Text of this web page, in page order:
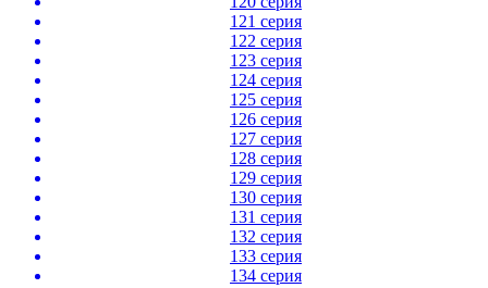
121 серия
122 серия
123 серия
124 серия
125 серия
126 серия
127 серия
128 серия
129 серия
130 серия
131 серия
132 серия
133 серия
134 серия